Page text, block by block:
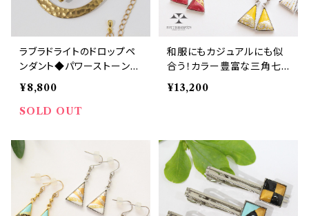
ラブラドライトのドロップペ
ンダント◆パワーストーンジ
ュエリー
¥8,800
SOLD OUT
和服にもカジュアルにも似
合う！カラー豊富な三角七
宝ピアス・イヤリング
¥13,200